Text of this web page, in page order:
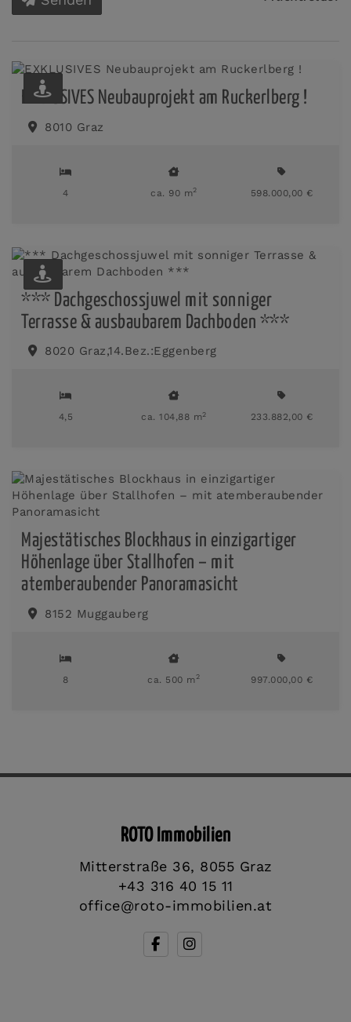
EXKLUSIVES Neubauprojekt am Ruckerlberg !
8010 Graz
4 ca. 90 m2 598.000,00 €
*** Dachgeschossjuwel mit sonniger
Terrasse & ausbaubarem Dachboden ***
8020 Graz,14.Bez.:Eggenberg
4,5 ca. 104,88 m2 233.882,00 €
Majestätisches Blockhaus in einzigartiger
Höhenlage über Stallhofen – mit
atemberaubender Panoramasicht
8152 Muggauberg
8 ca. 500 m2 997.000,00 €
ROTO Immobilien
Mitterstraße 36, 8055 Graz
+43 316 40 15 11
office@roto-immobilien.at